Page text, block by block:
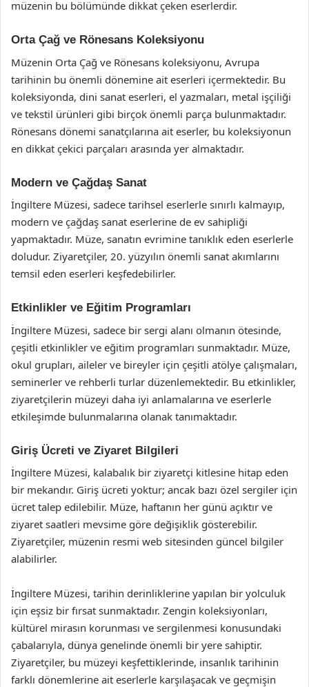
müzenin bu bölümünde dikkat çeken eserlerdir.
Orta Çağ ve Rönesans Koleksiyonu
Müzenin Orta Çağ ve Rönesans koleksiyonu, Avrupa
tarihinin bu önemli dönemine ait eserleri içermektedir. Bu
koleksiyonda, dini sanat eserleri, el yazmaları, metal işçiliği
ve tekstil ürünleri gibi birçok önemli parça bulunmaktadır.
Rönesans dönemi sanatçılarına ait eserler, bu koleksiyonun
en dikkat çekici parçaları arasında yer almaktadır.
Modern ve Çağdaş Sanat
İngiltere Müzesi, sadece tarihsel eserlerle sınırlı kalmayıp,
modern ve çağdaş sanat eserlerine de ev sahipliği
yapmaktadır. Müze, sanatın evrimine tanıklık eden eserlerle
doludur. Ziyaretçiler, 20. yüzyılın önemli sanat akımlarını
temsil eden eserleri keşfedebilirler.
Etkinlikler ve Eğitim Programları
İngiltere Müzesi, sadece bir sergi alanı olmanın ötesinde,
çeşitli etkinlikler ve eğitim programları sunmaktadır. Müze,
okul grupları, aileler ve bireyler için çeşitli atölye çalışmaları,
seminerler ve rehberli turlar düzenlemektedir. Bu etkinlikler,
ziyaretçilerin müzeyi daha iyi anlamalarına ve eserlerle
etkileşimde bulunmalarına olanak tanımaktadır.
Giriş Ücreti ve Ziyaret Bilgileri
İngiltere Müzesi, kalabalık bir ziyaretçi kitlesine hitap eden
bir mekandır. Giriş ücreti yoktur; ancak bazı özel sergiler için
ücret talep edilebilir. Müze, haftanın her günü açıktır ve
ziyaret saatleri mevsime göre değişiklik gösterebilir.
Ziyaretçiler, müzenin resmi web sitesinden güncel bilgiler
alabilirler.
İngiltere Müzesi, tarihin derinliklerine yapılan bir yolculuk
için eşsiz bir fırsat sunmaktadır. Zengin koleksiyonları,
kültürel mirasın korunması ve sergilenmesi konusundaki
çabalarıyla, dünya genelinde önemli bir yere sahiptir.
Ziyaretçiler, bu müzeyi keşfettiklerinde, insanlık tarihinin
farklı dönemlerine ait eserlerle karşılaşacak ve geçmişin